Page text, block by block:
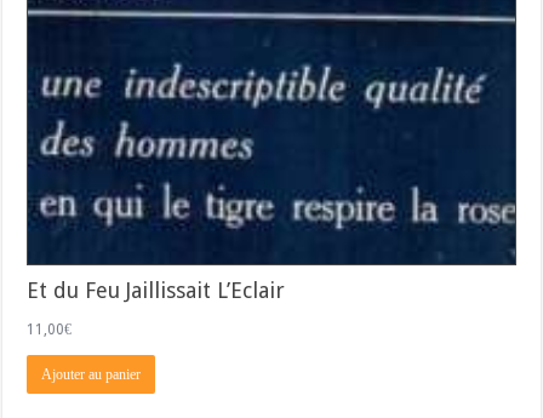
Et du Feu Jaillissait L’Eclair
11,00€
Ajouter au panier